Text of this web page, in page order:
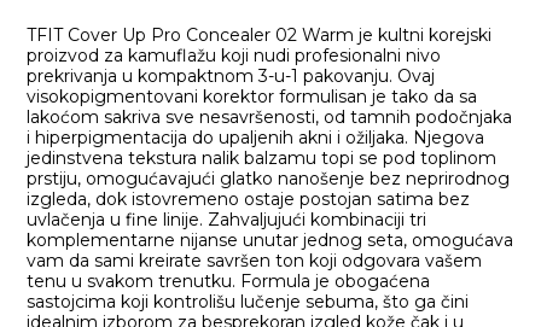
TFIT Cover Up Pro Concealer 02 Warm je kultni korejski
proizvod za kamuflažu koji nudi profesionalni nivo
prekrivanja u kompaktnom 3-u-1 pakovanju. Ovaj
visokopigmentovani korektor formulisan je tako da sa
lakoćom sakriva sve nesavršenosti, od tamnih podočnjaka
i hiperpigmentacija do upaljenih akni i ožiljaka. Njegova
jedinstvena tekstura nalik balzamu topi se pod toplinom
prstiju, omogućavajući glatko nanošenje bez neprirodnog
izgleda, dok istovremeno ostaje postojan satima bez
uvlačenja u fine linije. Zahvaljujući kombinaciji tri
komplementarne nijanse unutar jednog seta, omogućava
vam da sami kreirate savršen ton koji odgovara vašem
tenu u svakom trenutku. Formula je obogaćena
sastojcima koji kontrolišu lučenje sebuma, što ga čini
idealnim izborom za besprekoran izgled kože čak i u